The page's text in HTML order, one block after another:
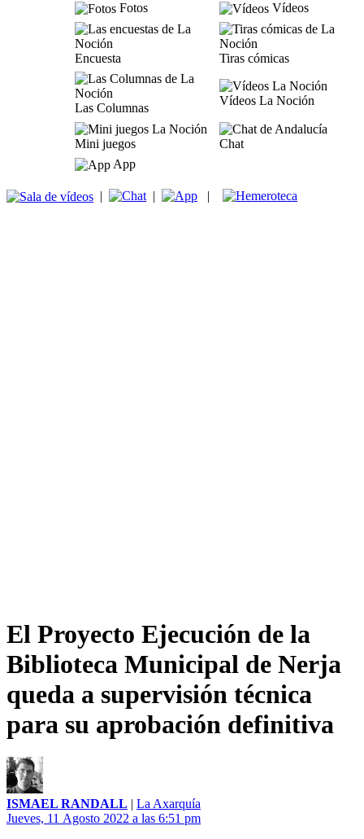
Fotos
Vídeos
Encuesta Tiras cómicas
Las Columnas
Vídeos La Noción
Mini juegos
Chat
App
| | |
El Proyecto Ejecución de la
Biblioteca Municipal de Nerja
queda a supervisión técnica
para su aprobación definitiva
ISMAEL RANDALL | La Axarquía
Jueves, 11 Agosto 2022 a las 6:51 pm